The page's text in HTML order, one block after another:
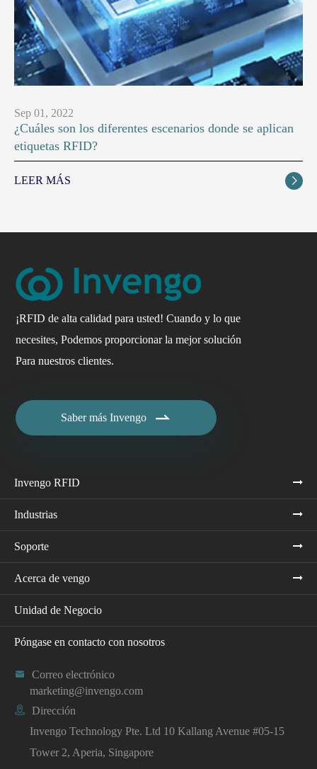
Sep 01, 2022
¿Cuáles son los diferentes escenarios donde se aplican
etiquetas RFID?
LEER MÁS 
¡RFID de alta calidad para usted! Cuando y lo que
necesites, Podemos proporcionar la mejor solución
Para nuestros clientes.
Saber más Invengo 
Invengo RFID
Industrias
Soporte
Acerca de vengo
Unidad de Negocio
Póngase en contacto con nosotros

Correo electrónico
marketing@invengo.com

Dirección
Invengo Technology Pte. Ltd 10 Kallang Avenue #05-15
Tower 2, Aperia, Singapore